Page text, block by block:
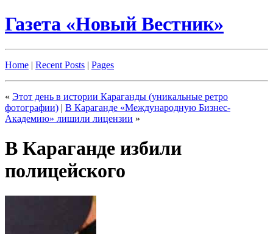
Газета «Новый Вестник»
Home | Recent Posts | Pages
« Этот день в истории Караганды (уникальные ретро
фотографии) | В Караганде «Международную Бизнес-
Академию» лишили лицензии »
В Караганде избили
полицейского